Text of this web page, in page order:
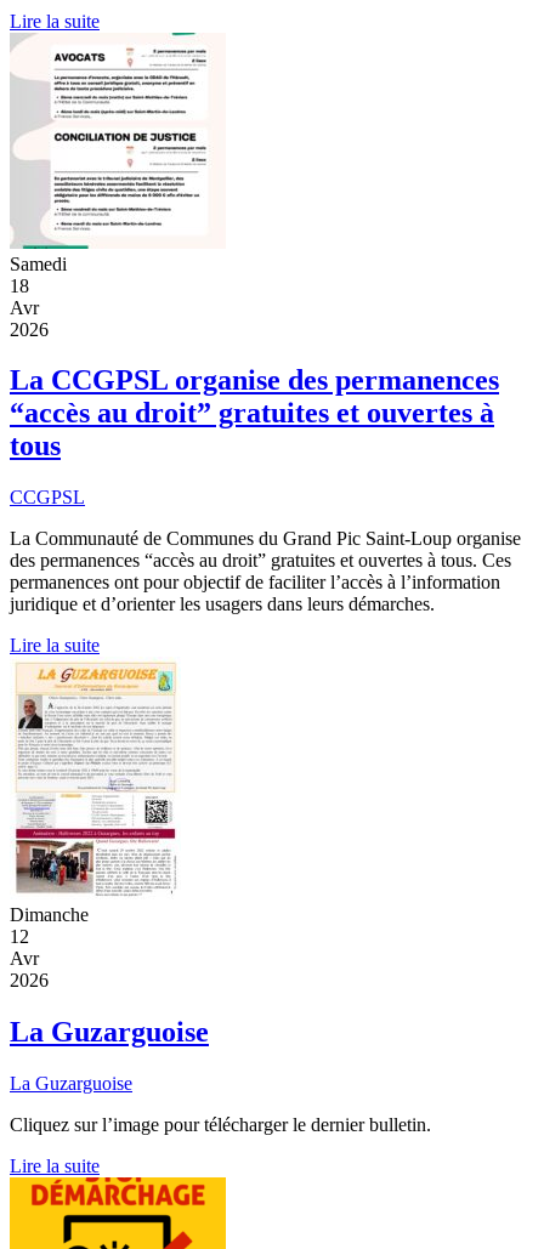
Lire la suite
Samedi
18
Avr
2026
La CCGPSL organise des permanences
“accès au droit” gratuites et ouvertes à
tous
CCGPSL
La Communauté de Communes du Grand Pic Saint-Loup organise
des permanences “accès au droit” gratuites et ouvertes à tous. Ces
permanences ont pour objectif de faciliter l’accès à l’information
juridique et d’orienter les usagers dans leurs démarches.
Lire la suite
Dimanche
12
Avr
2026
La Guzarguoise
La Guzarguoise
Cliquez sur l’image pour télécharger le dernier bulletin.
Lire la suite